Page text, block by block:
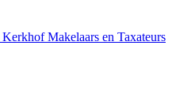
Makelaars en Taxateurs